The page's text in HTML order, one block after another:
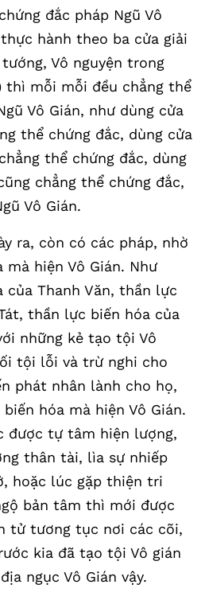
đắc pháp Ngũ Vô
hành theo ba cửa giải
Vô nguyện trong
thì mỗi mỗi đều chẳng thể
Vô Gián, như dùng cửa
thể chứng đắc, dùng cửa
thể chứng đắc, dùng
chẳng thể chứng đắc,
Vô Gián.
ra, còn có các pháp, nhờ
hiện Vô Gián. Như
Thanh Văn, thần lực
thần lực biến hóa của
những kẻ tạo tội Vô
tội lỗi và trừ nghi cho
phát nhân lành cho họ,
hóa mà hiện Vô Gián.
được tự tâm hiện lượng,
thân tài, lìa sự nhiếp
hoặc lúc gặp thiện tri
bản tâm thì mới được
tử tương tục nơi các cõi,
kia đã tạo tội Vô gián
ngục Vô Gián vậy.